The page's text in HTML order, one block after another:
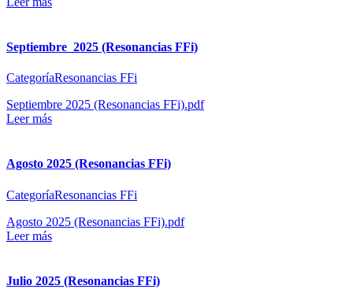
Septiembre 2025 (Resonancias FFi)
CategoríaResonancias FFi
Septiembre 2025 (Resonancias FFi).pdf
Leer más
Agosto 2025 (Resonancias FFi)
CategoríaResonancias FFi
Agosto 2025 (Resonancias FFi).pdf
Leer más
Julio 2025 (Resonancias FFi)